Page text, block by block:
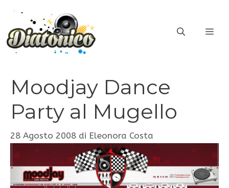
contenuto
Moodjay Dance
Party al Mugello
28 Agosto 2008 di Eleonora Costa